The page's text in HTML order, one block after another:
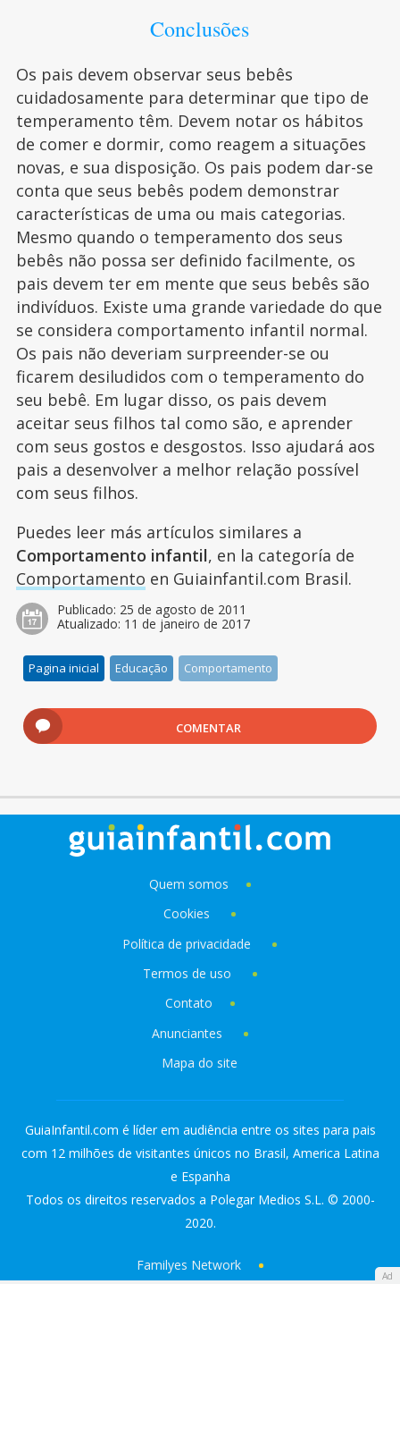
Conclusões
Os pais devem observar seus bebês
cuidadosamente para determinar que tipo de
temperamento têm. Devem notar os hábitos
de comer e dormir, como reagem a situações
novas, e sua disposição. Os pais podem dar-se
conta que seus bebês podem demonstrar
características de uma ou mais categorias.
Mesmo quando o temperamento dos seus
bebês não possa ser definido facilmente, os
pais devem ter em mente que seus bebês são
indivíduos. Existe uma grande variedade do que
se considera comportamento infantil normal.
Os pais não deveriam surpreender-se ou
ficarem desiludidos com o temperamento do
seu bebê. Em lugar disso, os pais devem
aceitar seus filhos tal como são, e aprender
com seus gostos e desgostos. Isso ajudará aos
pais a desenvolver a melhor relação possível
com seus filhos.
Puedes leer más artículos similares a
Comportamento infantil, en la categoría de
Comportamento en Guiainfantil.com Brasil.
Publicado: 25 de agosto de 2011
Atualizado: 11 de janeiro de 2017
Pagina inicial Educação Comportamento
COMENTAR
Ad
Quem somos
Cookies
Política de privacidade
Termos de uso
Contato
Anunciantes
Mapa do site
GuiaInfantil.com é líder em audiência entre os sites para pais
com 12 milhões de visitantes únicos no Brasil, America Latina
e Espanha
Todos os direitos reservados a Polegar Medios S.L. © 2000-
2020.
Familyes Network